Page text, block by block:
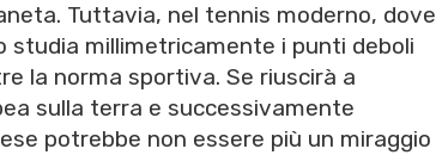
Tuttavia, nel tennis moderno, dove
studia millimetricamente i punti deboli
la norma sportiva. Se riuscirà a
sulla terra e successivamente
potrebbe non essere più un miraggio